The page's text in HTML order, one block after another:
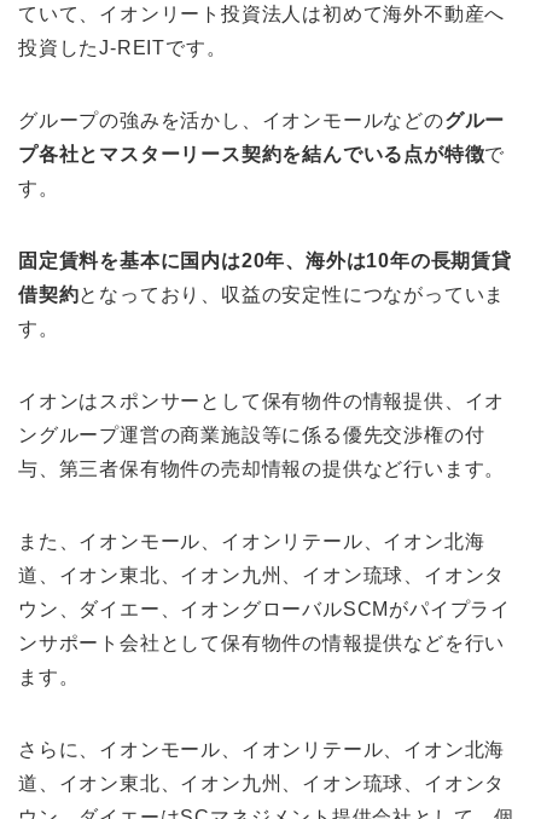
ていて、イオンリート投資法人は初めて海外不動産へ
投資したJ-REITです。
グループの強みを活かし、イオンモールなどのグルー
プ各社とマスターリース契約を結んでいる点が特徴で
す。
固定賃料を基本に国内は20年、海外は10年の長期賃貸
借契約となっており、収益の安定性につながっていま
す。
イオンはスポンサーとして保有物件の情報提供、イオ
ングループ運営の商業施設等に係る優先交渉権の付
与、第三者保有物件の売却情報の提供など行います。
また、イオンモール、イオンリテール、イオン北海
道、イオン東北、イオン九州、イオン琉球、イオンタ
ウン、ダイエー、イオングローバルSCMがパイプライ
ンサポート会社として保有物件の情報提供などを行い
ます。
さらに、イオンモール、イオンリテール、イオン北海
道、イオン東北、イオン九州、イオン琉球、イオンタ